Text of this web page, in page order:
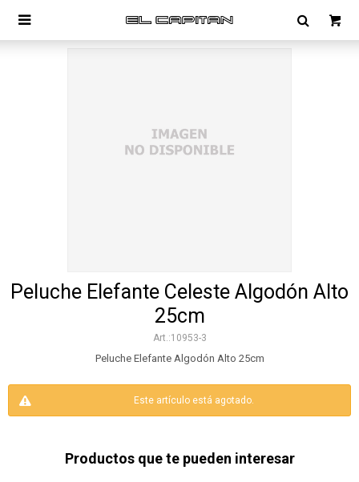

Peluche Elefante Celeste Algodón Alto
25cm
10953-3
Peluche Elefante Algodón Alto 25cm
Este artículo está agotado.
Productos que te pueden interesar